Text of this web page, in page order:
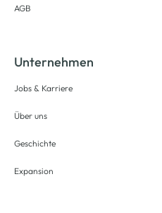
AGB
Unternehmen
Jobs & Karriere
Über uns
Geschichte
Expansion